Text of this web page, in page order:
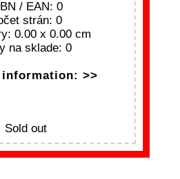
/ EAN: 0
strán: 0
0.00 x 0.00 cm
na sklade: 0
information: >>
Sold out